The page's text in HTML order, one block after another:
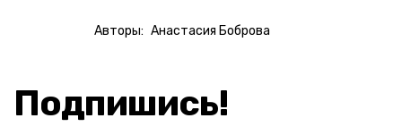
Авторы: Анастасия Боброва
Подпишись!